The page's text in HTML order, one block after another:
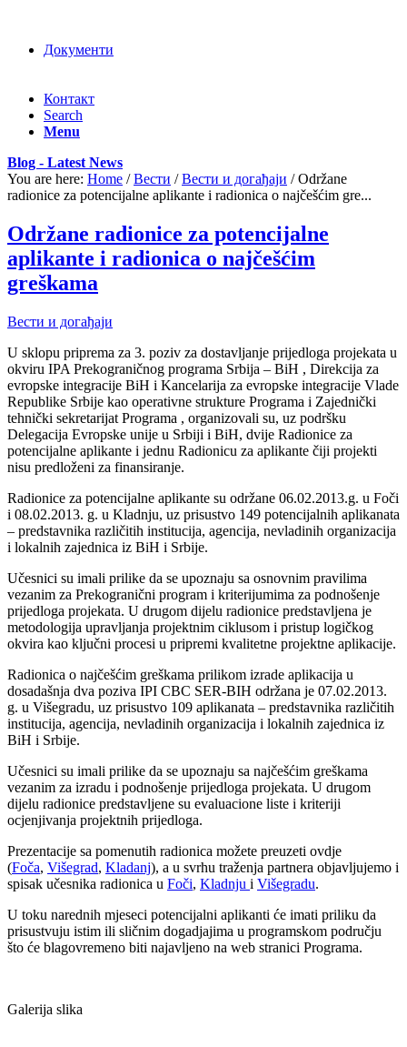
Документи
Контакт
Search
Menu
Blog - Latest News
You are here: Home / Вести / Вести и догађаји / Održane
radionice za potencijalne aplikante i radionica o najčešćim gre...
Održane radionice za potencijalne
aplikante i radionica o najčešćim
greškama
Вести и догађаји
U sklopu priprema za 3. poziv za dostavljanje prijedloga projekata u
okviru IPA Prekograničnog programa Srbija – BiH , Direkcija za
evropske integracije BiH i Kancelarija za evropske integracije Vlade
Republike Srbije kao operativne strukture Programa i Zajednički
tehnički sekretarijat Programa , organizovali su, uz podršku
Delegacija Evropske unije u Srbiji i BiH, dvije Radionice za
potencijalne aplikante i jednu Radionicu za aplikante čiji projekti
nisu predloženi za finansiranje.
Radionice za potencijalne aplikante su održane 06.02.2013.g. u Foči
i 08.02.2013. g. u Kladnju, uz prisustvo 149 potencijalnih aplikanata
– predstavnika različitih institucija, agencija, nevladinih organizacija
i lokalnih zajednica iz BiH i Srbije.
Učesnici su imali prilike da se upoznaju sa osnovnim pravilima
vezanim za Prekogranični program i kriterijumima za podnošenje
prijedloga projekata. U drugom dijelu radionice predstavljena je
metodologija upravljanja projektnim ciklusom i pristup logičkog
okvira kao ključni procesi u pripremi kvalitetne projektne aplikacije.
Radionica o najčešćim greškama prilikom izrade aplikacija u
dosadašnja dva poziva IPI CBC SER-BIH održana je 07.02.2013.
g. u Višegradu, uz prisustvo 109 aplikanata – predstavnika različitih
institucija, agencija, nevladinih organizacija i lokalnih zajednica iz
BiH i Srbije.
Učesnici su imali prilike da se upoznaju sa najčešćim greškama
vezanim za izradu i podnošenje prijedloga projekata. U drugom
dijelu radionice predstavljene su evaluacione liste i kriteriji
ocjenjivanja projektnih prijedloga.
Prezentacije sa pomenutih radionica možete preuzeti ovdje
(Foča, Višegrad, Kladanj), a u svrhu traženja partnera objavljujemo i
spisak učesnika radionica u Foči, Kladnju i Višegradu.
U toku narednih mjeseci potencijalni aplikanti će imati priliku da
prisustvuju istim ili sličnim dogadjajima u programskom području
što će blagovremeno biti najavljeno na web stranici Programa.
Galerija slika